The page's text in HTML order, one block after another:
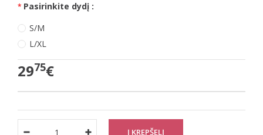
Pasirinkite dydį :
S/M
L/XL
2975€